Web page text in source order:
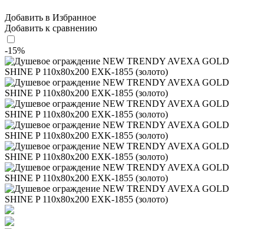
Добавить в Избранное
Добавить к сравнению
-15%